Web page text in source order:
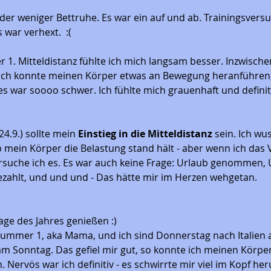
weniger Bettruhe. Es war ein auf und ab.
war verhext.  :(
1. Mitteldistanz fühlte ich mich langsam besser.
konnte meinen Körper etwas an Bewegung
war soooo schwer. Ich fühlte mich grauenhaft und
sollte mein Einstieg in die Mitteldistanz sein. Ich
Körper die Belastung stand hält - aber wenn ich
ich es. Es war auch keine Frage: Urlaub
und und und - Das hätte mir im Herzen wehgetan.
des Jahres genießen :)
1, aka Mama, und ich sind Donnerstag nach
Sonntag. Das gefiel mir gut, so konnte ich meinen
Nervös war ich definitiv - es schwirrte mir viel im Kopf